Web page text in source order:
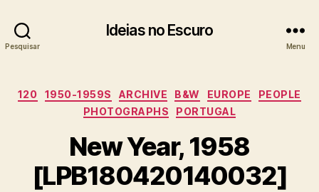
Pesquisar
Ideias no Escuro
Menu
Categorias
120 1950-1959S ARCHIVE B&W EUROPE
PEOPLE
PHOTOGRAPHS
PORTUGAL
New Year, 1958
[LPB180420140032]